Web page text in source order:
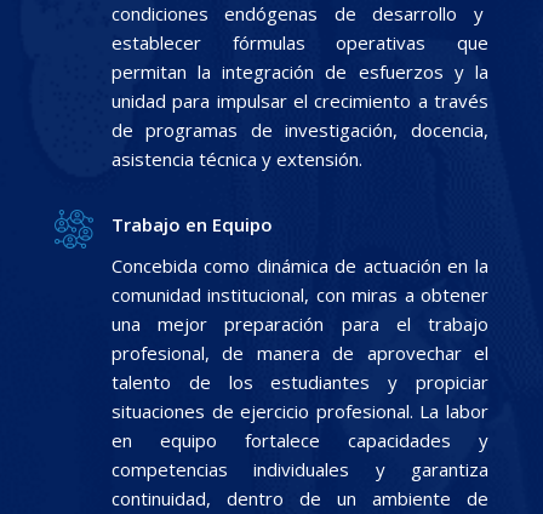
condiciones endógenas de desarrollo y
establecer fórmulas operativas que
permitan la integración de esfuerzos y la
unidad para impulsar el crecimiento a través
de programas de investigación, docencia,
asistencia técnica y extensión.
Trabajo en Equipo
Concebida como dinámica de actuación en la
comunidad institucional, con miras a obtener
una mejor preparación para el trabajo
profesional, de manera de aprovechar el
talento de los estudiantes y propiciar
situaciones de ejercicio profesional. La labor
en equipo fortalece capacidades y
competencias individuales y garantiza
continuidad, dentro de un ambiente de